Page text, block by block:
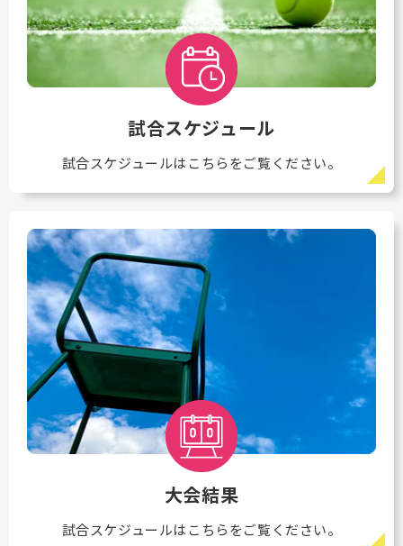
試合スケジュール
試合スケジュールはこちらをご覧ください。
大会結果
試合スケジュールはこちらをご覧ください。